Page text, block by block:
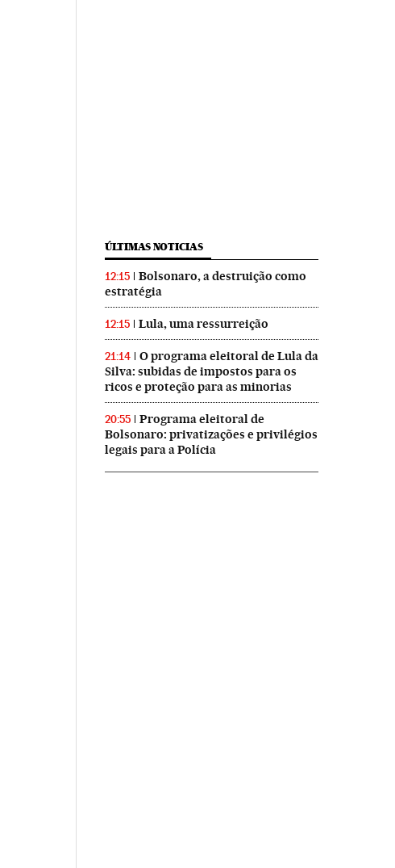
ÚLTIMAS NOTICIAS
12:15
Bolsonaro, a destruição como
estratégia
12:15 Lula, uma ressurreição
21:14
O programa eleitoral de Lula da
Silva: subidas de impostos para os
ricos e proteção para as minorias
20:55
Programa eleitoral de
Bolsonaro: privatizações e privilégios
legais para a Polícia